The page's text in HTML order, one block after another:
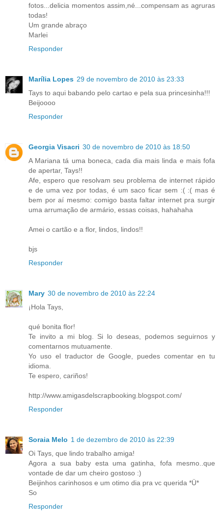
fotos...delicia momentos assim,né...compensam as agruras
todas!
Um grande abraço
Marlei
Responder
Marília Lopes 29 de novembro de 2010 às 23:33
Tays to aqui babando pelo cartao e pela sua princesinha!!!
Beijoooo
Responder
Georgia Visacri 30 de novembro de 2010 às 18:50
A Mariana tá uma boneca, cada dia mais linda e mais fofa
de apertar, Tays!!
Afe, espero que resolvam seu problema de internet rápido
e de uma vez por todas, é um saco ficar sem :( :( mas é
bem por aí mesmo: comigo basta faltar internet pra surgir
uma arrumação de armário, essas coisas, hahahaha
Amei o cartão e a flor, lindos, lindos!!
bjs
Responder
Mary 30 de novembro de 2010 às 22:24
¡Hola Tays,
qué bonita flor!
Te invito a mi blog. Si lo deseas, podemos seguirnos y
comentarnos mutuamente.
Yo uso el traductor de Google, puedes comentar en tu
idioma.
Te espero, cariños!
http://www.amigasdelscrapbooking.blogspot.com/
Responder
Soraia Melo 1 de dezembro de 2010 às 22:39
Oi Tays, que lindo trabalho amiga!
Agora a sua baby esta uma gatinha, fofa mesmo..que
vontade de dar um cheiro gostoso :)
Beijinhos carinhosos e um otimo dia pra vc querida *Ü*
So
Responder